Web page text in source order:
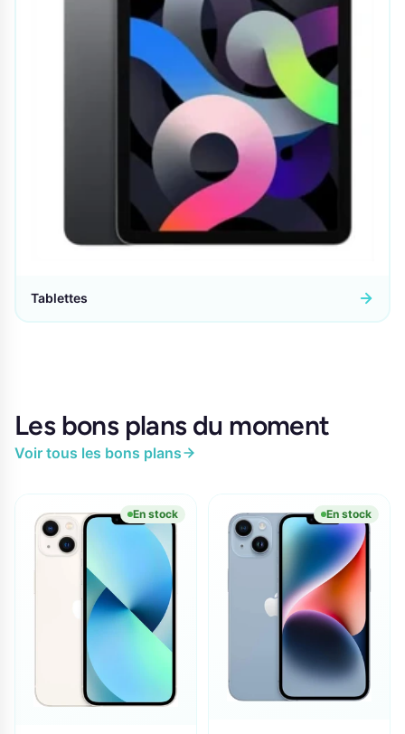
Tablettes
Les bons plans du moment
Voir tous les bons plans
En stock En stock